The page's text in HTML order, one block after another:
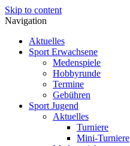
Skip to content
Navigation
Aktuelles
Sport Erwachsene
Medenspiele
Hobbyrunde
Termine
Gebühren
Sport Jugend
Aktuelles
Turniere
Mini-Turniere